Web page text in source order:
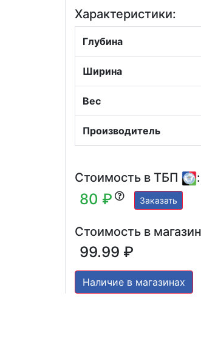
Характеристики:
Глубина
Ширина
Вес
Производитель
Стоимость в ТБП :
80 ₽ Заказать
Стоимость в
99.99 ₽
Наличие в магазинах